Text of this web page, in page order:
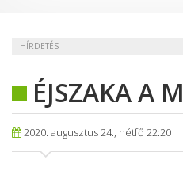
HÍRDETÉS
ÉJSZAKA A
2020. augusztus 24., hétfő 22:20